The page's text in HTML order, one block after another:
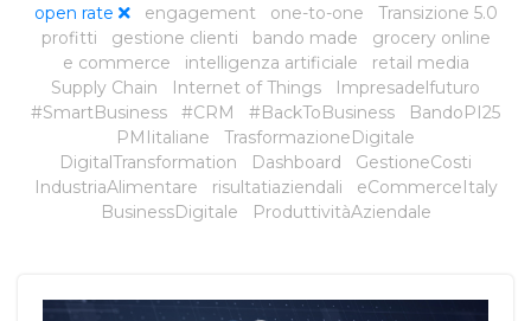
open rate
engagement one-to-one
Transizione 5.0
profitti
gestione clienti bando made
grocery online
e commerce
intelligenza artificiale
retail media
Supply Chain
Internet of Things
Impresadelfuturo
#SmartBusiness
#CRM #BackToBusiness
BandoPI25
PMIitaliane
TrasformazioneDigitale
DigitalTransformation
Dashboard
GestioneCosti
IndustriaAlimentare
risultatiaziendali
eCommerceItaly
BusinessDigitale
ProduttivitàAziendale